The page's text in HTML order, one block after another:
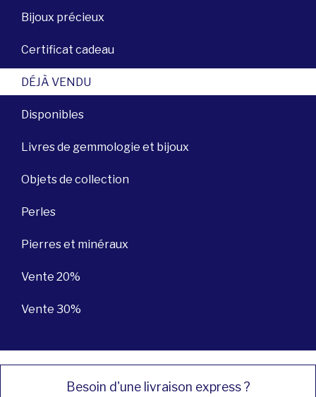
Bijoux précieux
Certificat cadeau
DÉJÀ VENDU
Disponibles
Livres de gemmologie et bijoux
Objets de collection
Perles
Pierres et minéraux
Vente 20%
Vente 30%
Besoin d'une livraison express ?